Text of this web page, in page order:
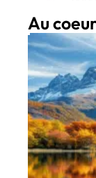
Au